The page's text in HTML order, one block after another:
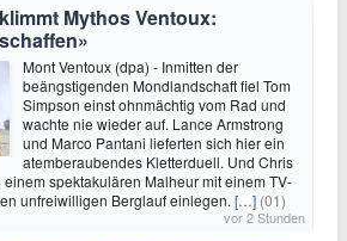
Mythos Ventoux:
Mont Ventoux (dpa) - Inmitten der
beängstigenden Mondlandschaft fiel Tom
Simpson einst ohnmächtig vom Rad und
wachte nie wieder auf. Lance Armstrong
und Marco Pantani lieferten sich hier ein
atemberaubendes Kletterduell. Und Chris
einem spektakulären Malheur mit einem TV-
unfreiwilligen Berglauf einlegen. […] (01)
vor 2 Stunden